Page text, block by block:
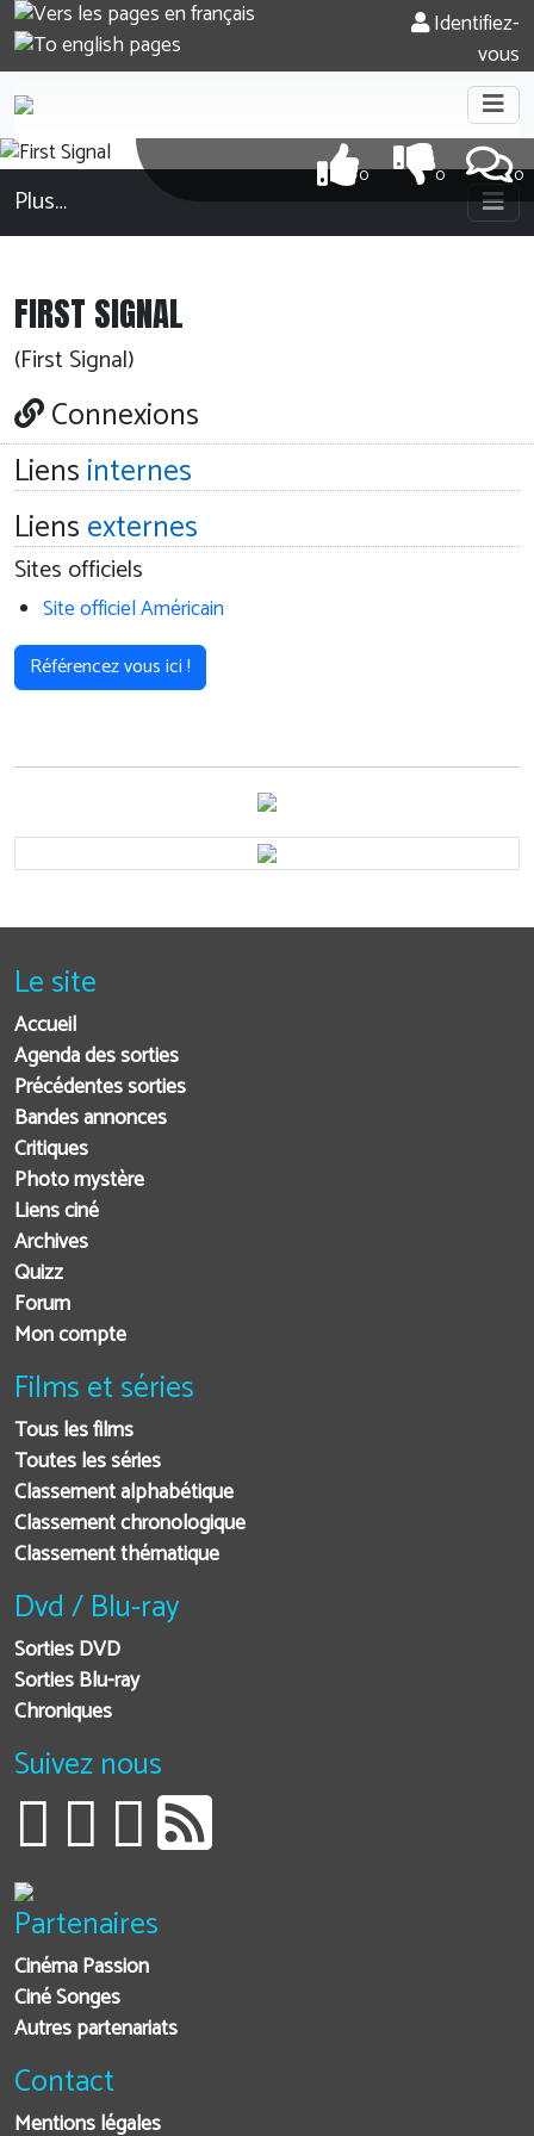
Identifiez-
vous
0
0
0
Plus…
FIRST SIGNAL
(First Signal)
Connexions
Liensinternes
Liensexternes
Sites officiels
Site officiel Américain
Référencez vous ici !
Le site
Accueil
Agenda des sorties
Précédentes sorties
Bandes annonces
Critiques
Photo mystère
Liens ciné
Archives
Quizz
Forum
Mon compte
Films et séries
Tous les films
Toutes les séries
Classement alphabétique
Classement chronologique
Classement thématique
Dvd / Blu-ray
Sorties DVD
Sorties Blu-ray
Chroniques
Suivez nous
Partenaires
Cinéma Passion
Ciné Songes
Autres partenariats
Contact
Mentions légales